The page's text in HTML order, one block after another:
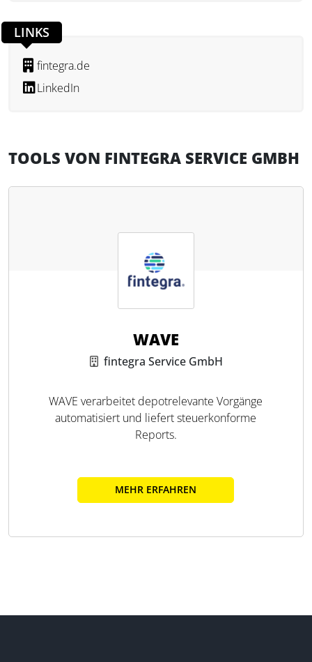
LINKS
fintegra.de
LinkedIn
TOOLS VON FINTEGRA SERVICE GMBH
WAVE
fintegra Service GmbH
WAVE verarbeitet depotrelevante Vorgänge
automatisiert und liefert steuerkonforme
Reports.
MEHR ERFAHREN